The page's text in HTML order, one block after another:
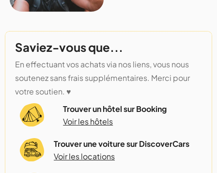
Saviez-vous que...
En effectuant vos achats via nos liens, vous nous
soutenez sans frais supplémentaires. Merci pour
votre soutien. ♥️
Trouver un hôtel sur Booking
Voir les hôtels
Trouver une voiture sur DiscoverCars
Voir les locations